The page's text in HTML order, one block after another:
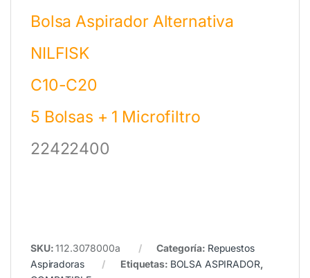
Bolsa Aspirador Alternativa
NILFISK
C10-C20
5 Bolsas + 1 Microfiltro
22422400
SKU:112.3078000a Categoría: Repuestos
Aspiradoras
Etiquetas: BOLSA ASPIRADOR,